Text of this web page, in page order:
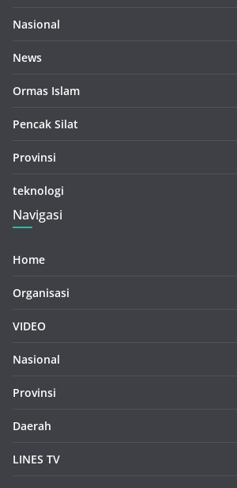
Nasional
News
Ormas Islam
Pencak Silat
Provinsi
teknologi
Navigasi
Home
Organisasi
VIDEO
Nasional
Provinsi
Daerah
LINES TV